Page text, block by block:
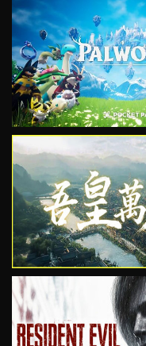
VIEW
VIEW
VIEW